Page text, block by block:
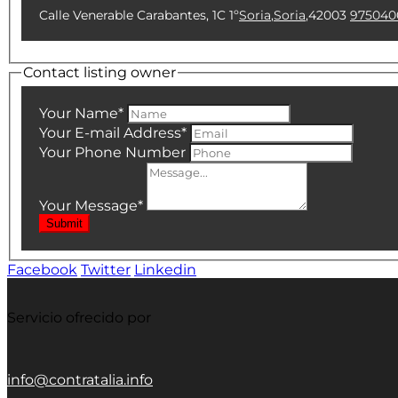
Calle Venerable Carabantes, 1C 1ºSoria,Soria,42003
Contact listing owner
Your Name*
Your E-mail Address*
Your Phone Number
Your Message*
Submit
Facebook Twitter Linkedin
Servicio ofrecido por
info@contratalia.info